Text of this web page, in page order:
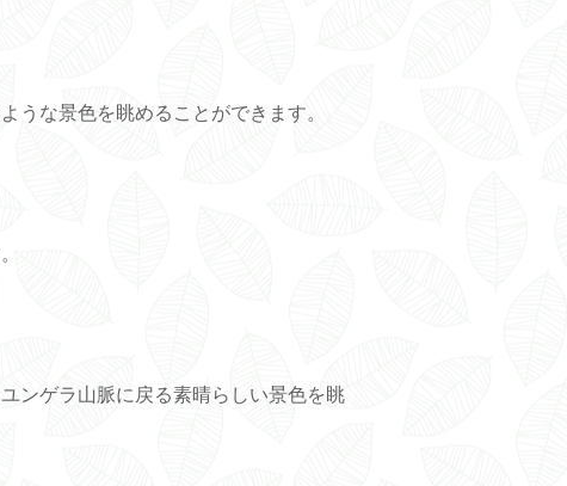
うな景色を眺めることができます。
ンゲラ山脈に戻る素晴らしい景色を眺